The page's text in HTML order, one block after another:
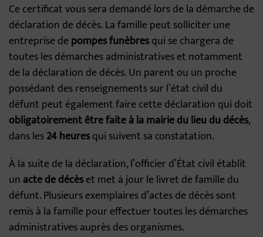
Ce certificat vous sera demandé lors de la démarche de
déclaration de décès. La famille peut solliciter une
entreprise depompes funèbresqui se chargera de
toutes les démarches administratives et notamment
de la déclaration de décès. Un parent ou un proche
possédant des renseignements sur l’état civil du
défunt peut également faire cette déclaration qui doit
obligatoirement être faite à la mairie du lieu du décès,
dans les24 heuresqui suivent sa constatation.
À la suite de la déclaration, l’officier d’État civil établit
un acte de décèset met à jour le livret de famille du
défunt. Plusieurs exemplaires d’actes de décès sont
remis à la famille pour effectuer toutes les démarches
administratives auprès des organismes.